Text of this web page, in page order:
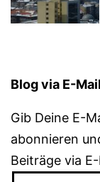
Blog via E-
Gib Deine E-
abonnieren
Beiträge via